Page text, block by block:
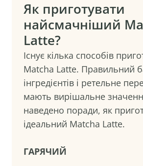
Як приготувати
найсмачніший
Latte?
Існує кілька способів
Matcha Latte. Правильний
інгредієнтів і ретельне
мають вирішальне
наведено поради, як
ідеальний Matcha Latte.
ГАРЯЧИЙ